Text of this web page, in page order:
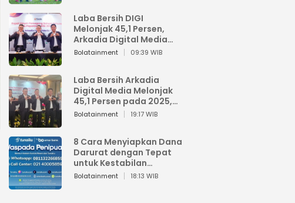
Laba Bersih DIGI
Melonjak 45,1 Persen,
Arkadia Digital Media
Perkuat Bisnis AI dan
Bolatainment 09:39 WIB
Laba Bersih Arkadia
Digital Media Melonjak
45,1 Persen pada 2025,
Sentuh Rp1,76 Miliar
Bolatainment 19:17 WIB
8 Cara Menyiapkan Dana
Darurat dengan Tepat
untuk Kestabilan
Keuangan
Bolatainment 18:13 WIB